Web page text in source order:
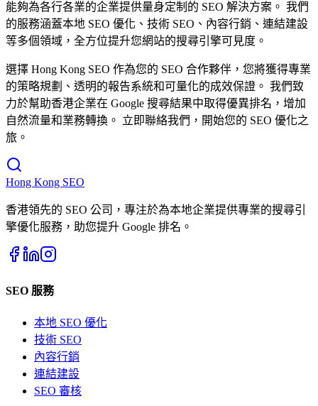
能夠為各行各業的企業提供量身定制的 SEO 解決方案。 我們
的服務涵蓋本地 SEO 優化、技術 SEO、內容行銷、連結建設
等多個領域，全方位提升您網站的搜尋引擎可見度。
選擇 Hong Kong SEO 作為您的 SEO 合作夥伴，您將獲得專業
的策略規劃、透明的報告系統和可量化的成效保證。 我們致
力於幫助香港企業在 Google 搜尋結果中取得優異排名，增加
自然流量和業務轉換。 立即聯絡我們，開始您的 SEO 優化之
旅。
Hong Kong SEO
香港領先的 SEO 公司，專注於為本地企業提供專業的搜尋引
擎優化服務，助您提升 Google 排名。
SEO 服務
本地 SEO 優化
技術 SEO
內容行銷
連結建設
SEO 審核